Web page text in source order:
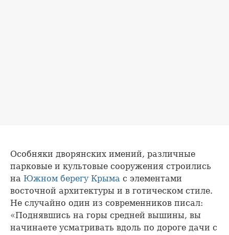
Особняки дворянских имений, различные
парковые и культовые сооружения строились
на Южном берегу Крыма с элементами
восточной архитектуры и в готическом стиле.
Не случайно один из современников писал:
«Поднявшись на горы средней вышины, вы
начинаете усматривать вдоль по дороге дачи с